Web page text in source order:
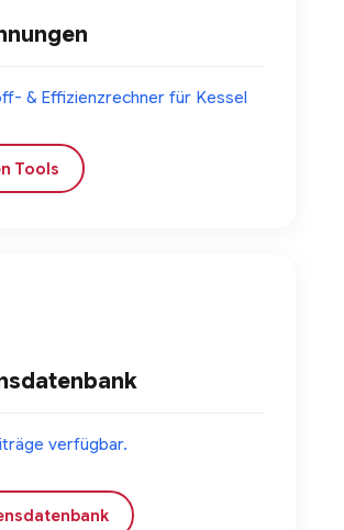
& Effizienzrechner für Kessel
Tools
verfügbar.